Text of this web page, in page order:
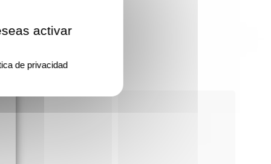
activar
de privacidad